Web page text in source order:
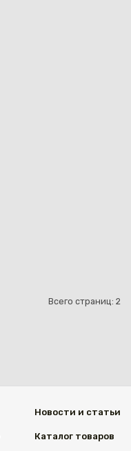
Всего страниц: 2
Новости и статьи
Каталог товаров